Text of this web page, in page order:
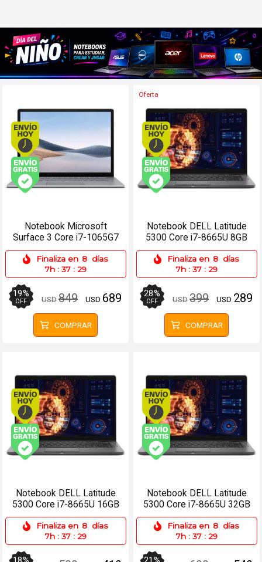
Envío hoy. Comprando antes de 13Hs.
Envío gratis (Ver Envíos y Pagos)
Notebook Microsoft
Surface 3 Core i7-1065G7
16GB 256SSD 15 Táctil
Finaliza en 8 días
7h : 37 : 29
19%
OFF USD849 USD 689
COMPRAR
Oferta
Envío hoy.
Envío gratis (Ver
Notebook DELL Latitude
5300 Core i7-8665U 8GB
256SSD 13.3 W11 Pro
Finaliza en 8 días
7h : 37 : 29
28%
OFF USD399 USD 289
COMPRAR
Envío hoy. Comprando antes de 13Hs.
Envío gratis (Ver Envíos y Pagos)
Notebook DELL Latitude
5300 Core i7-8665U 16GB
256SSD 13.3 W11 Pro
Finaliza en 8 días
7h : 37 : 29
Envío hoy.
Envío gratis (Ver
Notebook DELL Latitude
5300 Core i7-8665U 32GB
512SSD 13.3 W11 Pro
Finaliza en 8 días
7h : 37 : 29